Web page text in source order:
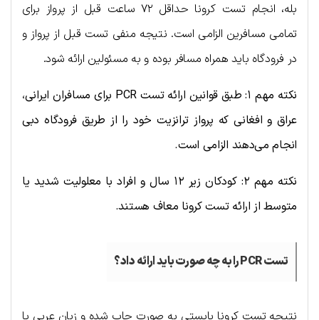
بله، انجام تست کرونا حداقل ۷۲ ساعت قبل از پرواز برای
تمامی مسافرین الزامی است. نتیجه منفی تست قبل از پرواز و
در فرودگاه باید همراه مسافر بوده و به مسئولین ارائه شود.
نکته مهم ۱: طبق قوانین ارائه تست PCR برای مسافران ایرانی،
عراق و افغانی که پرواز ترانزیت خود را از طریق فرودگاه دبی
انجام می‌دهند الزامی است.
نکته مهم ۲: کودکان زیر ۱۲ سال و افراد با معلولیت شدید یا
متوسط از ارائه تست کرونا معاف هستند.
تستPCRرا به چه صورت باید ارائه داد؟